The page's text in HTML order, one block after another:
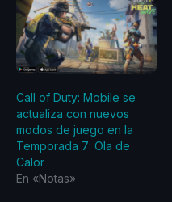
Call of Duty: Mobile se
actualiza con nuevos
modos de juego en la
Temporada 7: Ola de
Calor
En «Notas»